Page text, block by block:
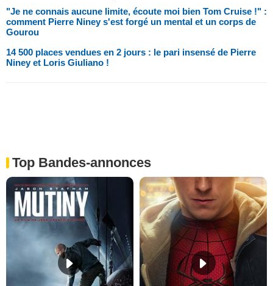
"Je ne connais aucune limite, écoute moi bien Tom Cruise !" :
comment Pierre Niney s'est forgé un mental et un corps de
Gourou
14 500 places vendues en 2 jours : le pari insensé de Pierre
Niney et Loris Giuliano !
Top Bandes-annonces